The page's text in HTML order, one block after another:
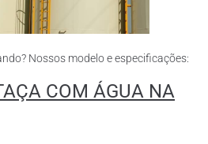
Nossos modelo e especificações:
COM ÁGUA NA